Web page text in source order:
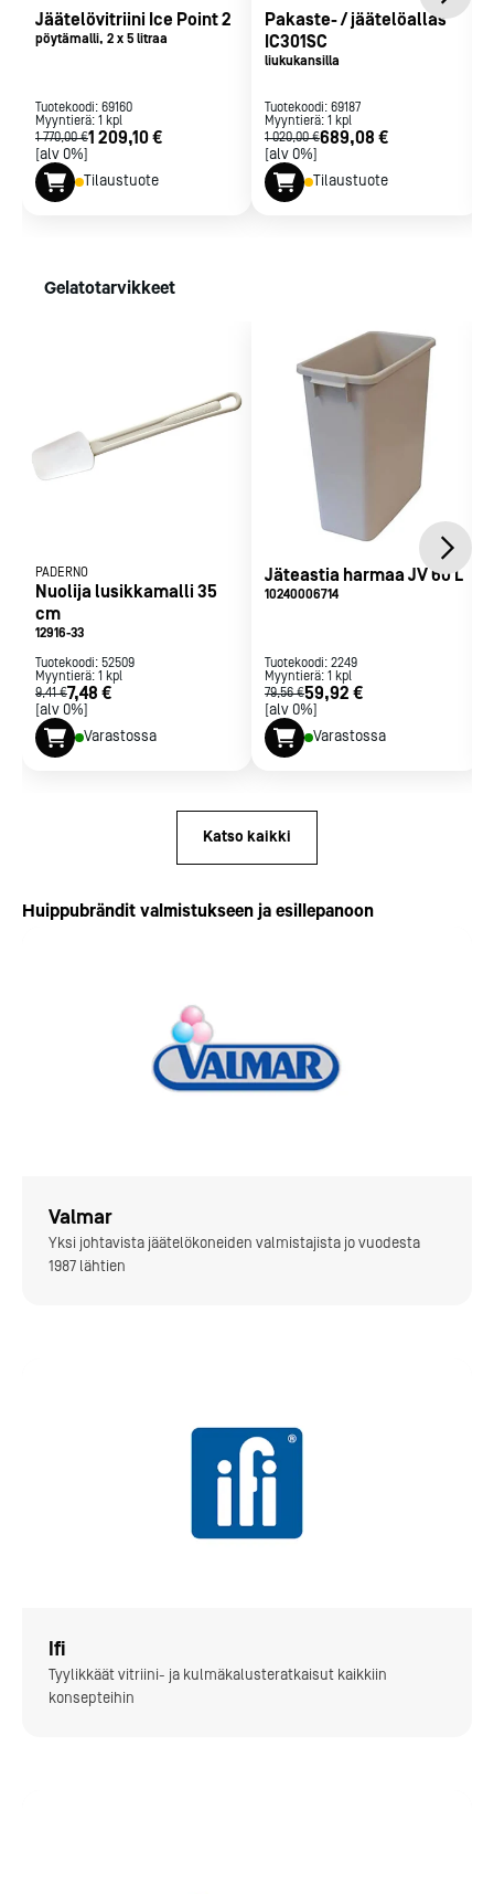
Jäätelövitriini Ice Point 2
pöytämalli, 2 x 5 litraa
Tuotekoodi: 69160
Myyntierä: 1 kpl
1 770,00 €1 209,10 €
[alv 0%]
Tilaustuote
Pakaste- / jäätelöallas
IC301SC
liukukansilla
Tuotekoodi: 69187
Myyntierä: 1 kpl
1 020,00 €689,08 €
[alv 0%]
Tilaustuote
Gelatotarvikkeet
PADERNO
Nuolija lusikkamalli 35
cm
12916-33
Tuotekoodi: 52509
Myyntierä: 1 kpl
9,41 €7,48 €
[alv 0%]
Varastossa
Jäteastia harmaa JV 60 L
10240006714
Tuotekoodi: 2249
Myyntierä: 1 kpl
79,56 €59,92 €
[alv 0%]
Varastossa
Katso kaikki
Huippubrändit valmistukseen ja esillepanoon
Valmar
Yksi johtavista jäätelökoneiden valmistajista jo vuodesta
1987 lähtien
Ifi
Tyylikkäät vitriini- ja kulmäkalusteratkaisut kaikkiin
konsepteihin